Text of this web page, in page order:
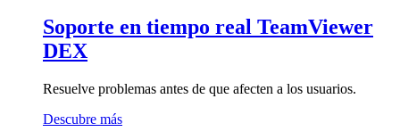
Soporte en tiempo real TeamViewer
DEX
Resuelve problemas antes de que afecten a los usuarios.
Descubre más